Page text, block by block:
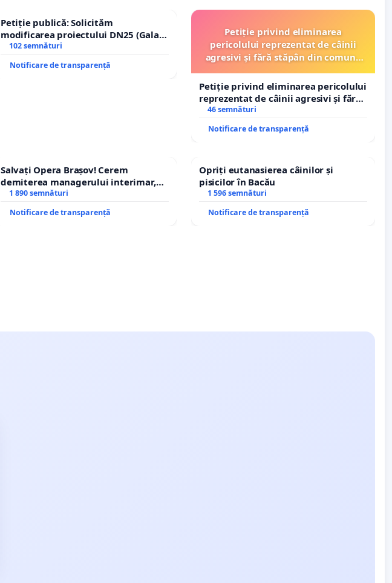
Petiție publică: Solicităm
modificarea proiectului DN25 (Galați
– Hanu Conachi) prin devierea
102 semnături
Notificare de transparență
Petiție privind eliminarea
pericolului reprezentat de câinii
agresivi și fără stăpân din comuna
Petiție privind eliminarea pericolului
reprezentat de câinii agresivi și fără
stăpân din comuna Tunari
46 semnături
Notificare de transparență
Salvați Opera Brașov! Cerem
demiterea managerului interimar,
Petrean Lucian-Marius!
1 890 semnături
Notificare de transparență
Opriți eutanasierea câinilor și
pisicilor în Bacău
1 596 semnături
Notificare de transparență